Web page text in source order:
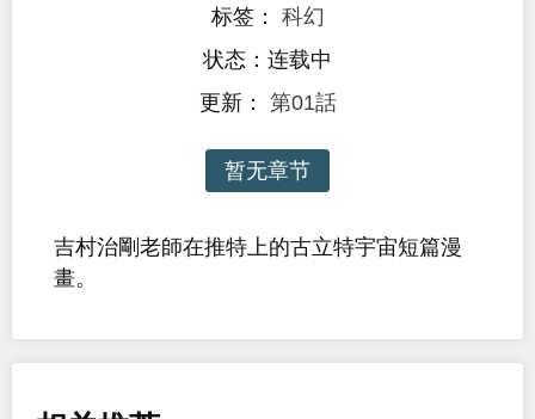
标签： 科幻
状态：连载中
更新： 第01話
暂无章节
吉村治剛老師在推特上的古立特宇宙短篇漫
畫。